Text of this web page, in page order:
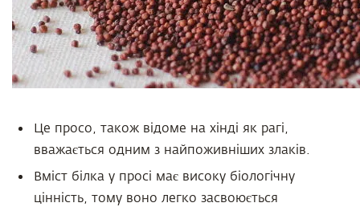
Це просо, також відоме на хінді як рагі,
вважається одним з найпоживніших злаків.
Вміст білка у просі має високу біологічну
цінність, тому воно легко засвоюється